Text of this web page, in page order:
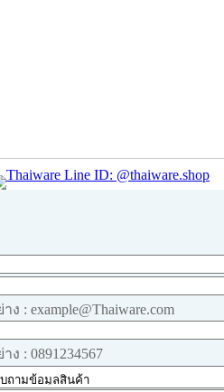
ง : example@Thaiware.com
ง : 0891234567